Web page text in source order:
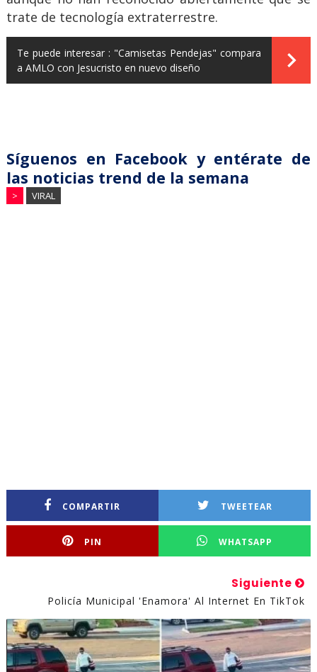
trate de tecnología extraterrestre.
Te puede interesar : "Camisetas Pendejas" compara
a AMLO con Jesucristo en nuevo diseño
Síguenos en Facebook y entérate de
las noticias trend de la semana
> VIRAL
COMPARTIR TWEETEAR
PIN WHATSAPP
Siguiente
Policía Municipal 'enamora' Al Internet En TikTok